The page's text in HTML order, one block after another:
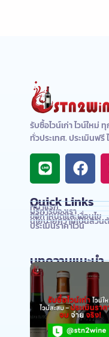
รับซื้อไวน์เก่า ไวน์ให
ทั่วประเทศ. ประเมินฟรี
Quick Links
หน้าแรก
บริการของเรา
ข้อกำหนดและเงื่อนไข
นโยบายความเป็นส่วน
ประเมินราคาไวน์
บทความแนะนำ